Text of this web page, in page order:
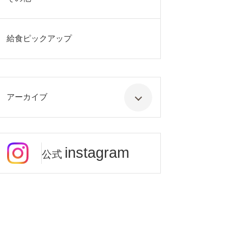
給食ピックアップ
アーカイブ
公式 instagram